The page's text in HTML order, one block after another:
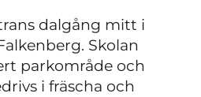
dalgång mitt i
Skolan
parkområde och
i fräscha och